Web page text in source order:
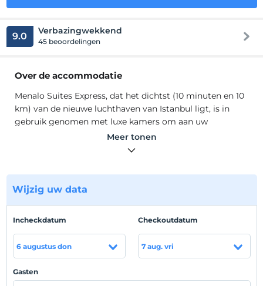
9.0 Verbazingwekkend
45 beoordelingen
Over de accommodatie
Menalo Suites Express, dat het dichtst (10 minuten en 10
km) van de nieuwe luchthaven van Istanbul ligt, is in
gebruik genomen met luxe kamers om aan uw
De moderne en comfortabele kamers van de faciliteit;
badkamer, douche, haardroger, badhanddoeken. De
accommodatie biedt ook privileges zoals 24-uurs
Locatie
De nieuwe luchthaven van Istanbul ligt op 10 minuten-10
km afstand.
Meer tonen
Wijzig uw data
Incheckdatum
6 augustus don
Checkoutdatum
7 aug. vri
Gasten